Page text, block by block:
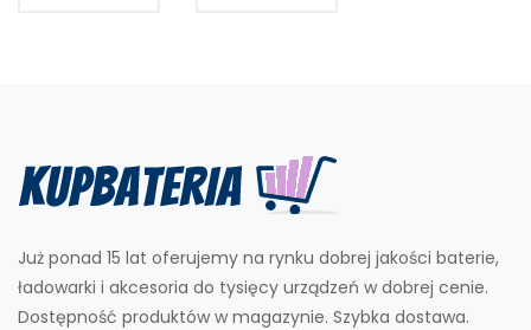
Już ponad 15 lat oferujemy na rynku dobrej jakości baterie,
ładowarki i akcesoria do tysięcy urządzeń w dobrej cenie.
Dostępność produktów w magazynie. Szybka dostawa.